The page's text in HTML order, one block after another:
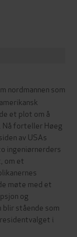
nordmannen som
et plot om å
forteller Høeg
av USAs
ingeniørnerders
om et
møte med et
og
stående som
i